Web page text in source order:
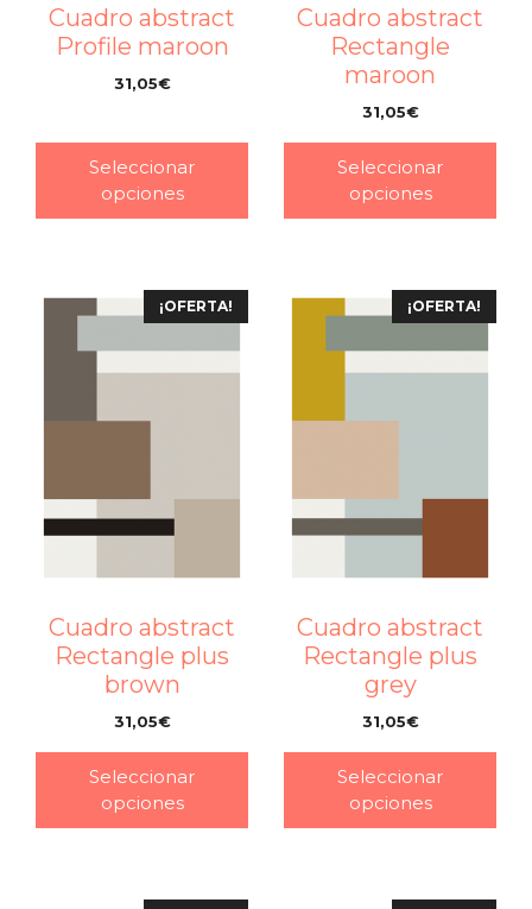
Cuadro abstract
Profile maroon
31,05€
Seleccionar
opciones
Cuadro abstract
Rectangle
maroon
31,05€
Seleccionar
opciones
¡OFERTA!
Cuadro abstract
Rectangle plus
brown
31,05€
Seleccionar
opciones
¡OFERTA!
Cuadro abstract
Rectangle plus
grey
31,05€
Seleccionar
opciones